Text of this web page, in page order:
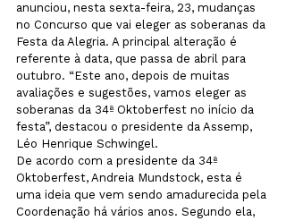
anunciou, nesta sexta-feira, 23, mudanças
no Concurso que vai eleger as soberanas da
Festa da Alegria. A principal alteração é
referente à data, que passa de abril para
outubro. “Este ano, depois de muitas
avaliações e sugestões, vamos eleger as
soberanas da 34ª Oktoberfest no início da
festa”, destacou o presidente da Assemp,
Léo Henrique Schwingel.
De acordo com a presidente da 34ª
Oktoberfest, Andreia Mundstock, esta é
uma ideia que vem sendo amadurecida pela
Coordenação há vários anos. Segundo ela,